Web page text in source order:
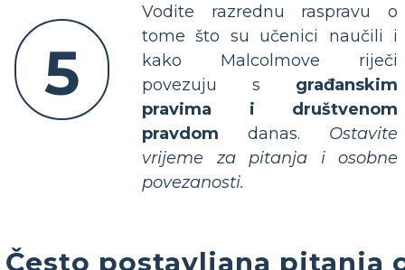
5
Vodite razrednu raspravu o
tome što su učenici naučili i
kako Malcolmove riječi
povezuju s građanskim
pravima i društvenom
pravdom danas. Ostavite
vrijeme za pitanja i osobne
povezanosti.
Često postavljana pitanja